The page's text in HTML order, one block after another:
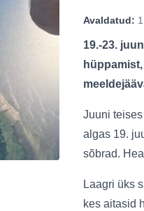
Avaldatud:
19.-23.
Juuni
algas 19.
sõbrad.
Laagri üks
kes aitasid